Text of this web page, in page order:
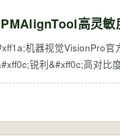
高灵敏
锐利&#xff0c;高对